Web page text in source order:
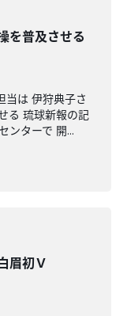
を普及させる
は 伊狩典子さ
る 琉球新報の記
ンターで 開...
眉初Ｖ